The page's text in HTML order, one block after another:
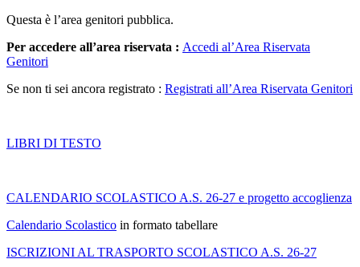
Questa è l’area genitori pubblica.
Per accedere all’area riservata : Accedi al’Area Riservata
Genitori
Se non ti sei ancora registrato : Registrati all’Area Riservata Genitori
LIBRI DI TESTO
CALENDARIO SCOLASTICO A.S. 26-27 e progetto accoglienza
Calendario Scolastico in formato tabellare
ISCRIZIONI AL TRASPORTO SCOLASTICO A.S. 26-27